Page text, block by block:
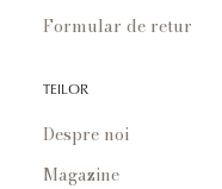
Formular de retur
TEILOR
Despre noi
Magazine